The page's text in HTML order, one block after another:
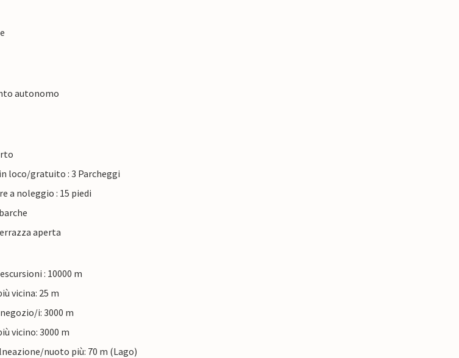
autonomo
loco/gratuito : 3 Parcheggi
a noleggio : 15 piedi
aperta
: 10000 m
vicina: 25 m
i: 3000 m
vicino: 3000 m
nuoto più: 70 m (Lago)